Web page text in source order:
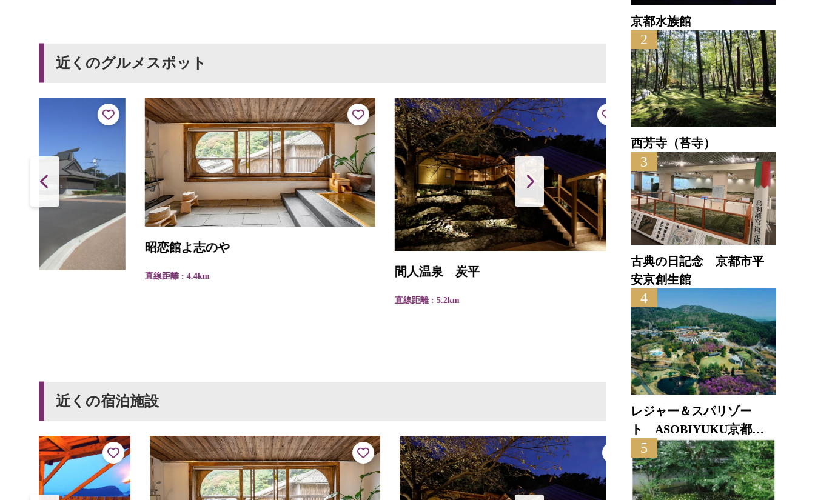
近くのグルメスポット
昭恋館よ志のや
碇高原ステーキハウス
近くの宿泊施設
京都水族館
2
西芳寺（苔寺）
3
古典の日記念 京都市平
安京創生館
4
レジャー＆スパリゾー
ト ASOBIYUKU京都る
り渓温泉
5